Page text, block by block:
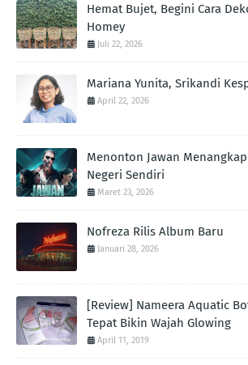
Hemat Bujet, Begini Cara
Homey
Juli 22, 2026
Mariana Yunita, Srikandi
April 22, 2026
Menonton Jawan
Negeri Sendiri
Maret 23, 2026
Nofreza Rilis Album Baru
Januari 28, 2026
[Review] Nameera Aquatic
Tepat Bikin Wajah Glowing
April 11, 2019